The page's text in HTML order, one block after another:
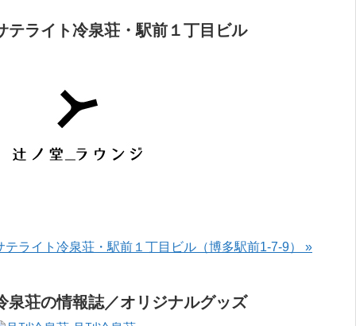
テライト冷泉荘・駅前１丁目ビル
テライト冷泉荘・駅前１丁目ビル（博多駅前1-7-9） »
泉荘の情報誌／オリジナルグッズ